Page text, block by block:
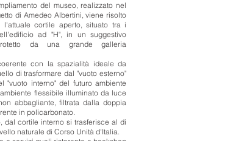
del museo, realizzato nel
di Amedeo Albertini, viene risolto
l'attuale cortile aperto, situato tra i
ad "H", in un suggestivo
da una grande galleria
con la spazialità ideale da
di trasformare dal "vuoto esterno"
"vuoto interno" del futuro ambiente
flessibile illuminato da luce
abbagliante, filtrata dalla doppia
in policarbonato.
dal cortile interno si trasferisce al di
naturale di Corso Unità d'Italia.